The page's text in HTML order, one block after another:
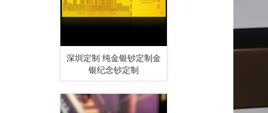
深圳定制 纯金银钞定制金
银纪念钞定制